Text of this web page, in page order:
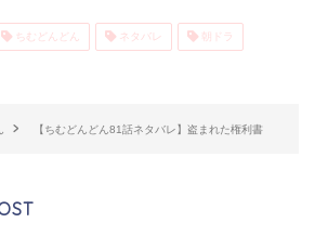
ちむどんどん ネタバレ 朝ドラ
【ちむどんどん81話ネタバレ】盗まれた権利書